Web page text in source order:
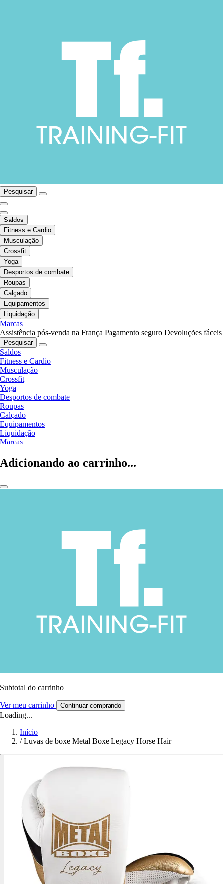
Pesquisar
Saldos
Fitness e Cardio
Musculação
Crossfit
Yoga
Desportos de combate
Roupas
Calçado
Equipamentos
Liquidação
Marcas
Assistência pós-venda na França Pagamento seguro Devoluções fáceis
Pesquisar
Saldos
Fitness e Cardio
Musculação
Crossfit
Yoga
Desportos de combate
Roupas
Calçado
Equipamentos
Liquidação
Marcas
Adicionando ao carrinho...
Subtotal do carrinho
Ver meu carrinho Continuar comprando
Loading...
Início
/ Luvas de boxe Metal Boxe Legacy Horse Hair